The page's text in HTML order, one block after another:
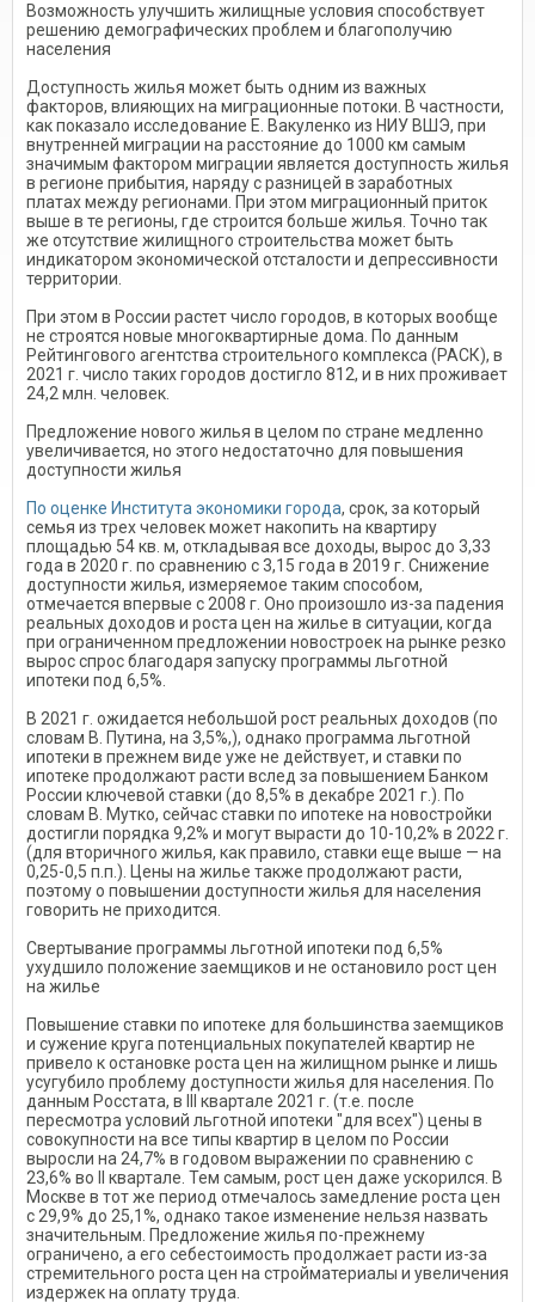
Возможность улучшить жилищные условия способствует
решению демографических проблем и благополучию
населения
Доступность жилья может быть одним из важных
факторов, влияющих на миграционные потоки. В частности,
как показало исследование Е. Вакуленко из НИУ ВШЭ, при
внутренней миграции на расстояние до 1000 км самым
значимым фактором миграции является доступность жилья
в регионе прибытия, наряду с разницей в заработных
платах между регионами. При этом миграционный приток
выше в те регионы, где строится больше жилья. Точно так
же отсутствие жилищного строительства может быть
индикатором экономической отсталости и депрессивности
территории.
При этом в России растет число городов, в которых вообще
не строятся новые многоквартирные дома. По данным
Рейтингового агентства строительного комплекса (РАСК), в
2021 г. число таких городов достигло 812, и в них проживает
24,2 млн. человек.
Предложение нового жилья в целом по стране медленно
увеличивается, но этого недостаточно для повышения
доступности жилья
По оценке Института экономики города, срок, за который
семья из трех человек может накопить на квартиру
площадью 54 кв. м, откладывая все доходы, вырос до 3,33
года в 2020 г. по сравнению с 3,15 года в 2019 г. Снижение
доступности жилья, измеряемое таким способом,
отмечается впервые с 2008 г. Оно произошло из-за падения
реальных доходов и роста цен на жилье в ситуации, когда
при ограниченном предложении новостроек на рынке резко
вырос спрос благодаря запуску программы льготной
ипотеки под 6,5%.
В 2021 г. ожидается небольшой рост реальных доходов (по
словам В. Путина, на 3,5%,), однако программа льготной
ипотеки в прежнем виде уже не действует, и ставки по
ипотеке продолжают расти вслед за повышением Банком
России ключевой ставки (до 8,5% в декабре 2021 г.). По
словам В. Мутко, сейчас ставки по ипотеке на новостройки
достигли порядка 9,2% и могут вырасти до 10-10,2% в 2022 г.
(для вторичного жилья, как правило, ставки еще выше — на
0,25-0,5 п.п.). Цены на жилье также продолжают расти,
поэтому о повышении доступности жилья для населения
говорить не приходится.
Свертывание программы льготной ипотеки под 6,5%
ухудшило положение заемщиков и не остановило рост цен
на жилье
Повышение ставки по ипотеке для большинства заемщиков
и сужение круга потенциальных покупателей квартир не
привело к остановке роста цен на жилищном рынке и лишь
усугубило проблему доступности жилья для населения. По
данным Росстата, в III квартале 2021 г. (т.е. после
пересмотра условий льготной ипотеки "для всех") цены в
совокупности на все типы квартир в целом по России
выросли на 24,7% в годовом выражении по сравнению с
23,6% во II квартале. Тем самым, рост цен даже ускорился. В
Москве в тот же период отмечалось замедление роста цен
с 29,9% до 25,1%, однако такое изменение нельзя назвать
значительным. Предложение жилья по-прежнему
ограничено, а его себестоимость продолжает расти из-за
стремительного роста цен на стройматериалы и увеличения
издержек на оплату труда.